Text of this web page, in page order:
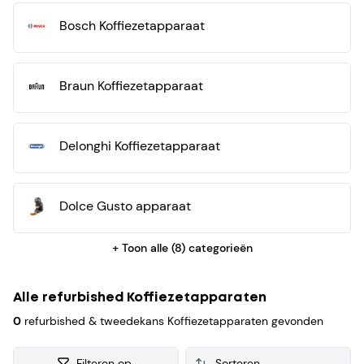
verzamelen we ook consumenten reviews, zodat je een
weloverwogen keuze kunt maken bij je aankoop.
Bosch Koffiezetapparaat
Braun Koffiezetapparaat
Delonghi Koffiezetapparaat
Dolce Gusto apparaat
+ Toon alle (8) categorieën
Alle refurbished Koffiezetapparaten
0 refurbished & tweedekans Koffiezetapparaten gevonden